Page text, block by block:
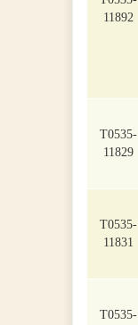
11892
T0535-
11829
T0535-
11831
T0535-